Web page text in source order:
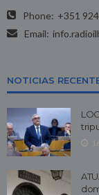
Phone: +351
Email:
NOTICIAS